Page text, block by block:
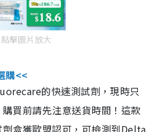
點擊圖片放大
購<<
的快速測試劑，現時只
買前請先注意送貨時間！這款
盒獲歐盟認可，可檢測到Delta